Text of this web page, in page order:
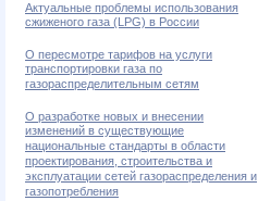
Актуальные проблемы использования
сжиженого газа (LPG) в России
О пересмотре тарифов на услуги
транспортировки газа по
газораспределительным сетям
О разработке новых и внесении
изменений в существующие
национальные стандарты в области
проектирования, строительства и
эксплуатации сетей газораспределения и
газопотребления